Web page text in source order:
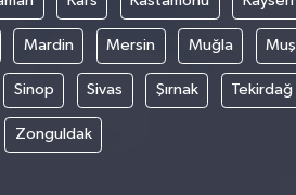
Mardin Mersin Muğla Muş
Sinop Sivas Şırnak Tekirdağ
Zonguldak